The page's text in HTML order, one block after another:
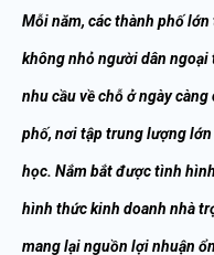
Mỗi năm, các thành phố
không nhỏ người dân ngoại
nhu cầu về chỗ ở ngày
phố, nơi tập trung lượng
học. Nắm bắt được tình
hình thức kinh doanh nhà
mang lại nguồn lợi nhuận